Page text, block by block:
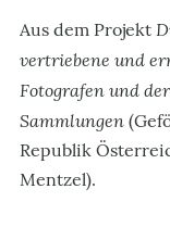
Aus dem Projekt
vertriebene und
Fotografen und
Sammlungen
Republik
Mentzel).